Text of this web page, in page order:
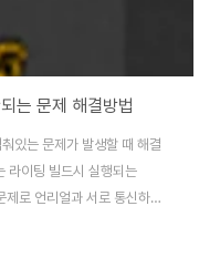
는 문제 해결방법
있는 문제가 발생할 때 해결
라이팅 빌드시 실행되는
로 언리얼과 서로 통신하는
기준 우측 하단의 작